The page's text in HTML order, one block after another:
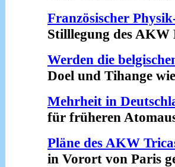
Französischer
Stilllegung des AKW
Werden die
Doel und Tihange
Mehrheit in
für früheren
Pläne des AKW
in Vorort von Paris